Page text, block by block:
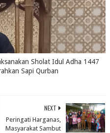
Sholat Idul Adha 1447
Sapi Qurban
NEXT
Peringati Harganas,
Masyarakat Sambut